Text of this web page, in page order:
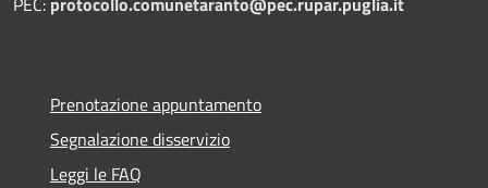
Prenotazione appuntamento
Segnalazione disservizio
Leggi le FAQ